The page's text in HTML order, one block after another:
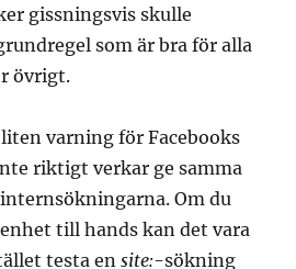
gissningsvis skulle
som är bra för alla
övrigt.
varning för Facebooks
riktigt verkar ge samma
Om du
till hands kan det vara
testa ensite:-sökning